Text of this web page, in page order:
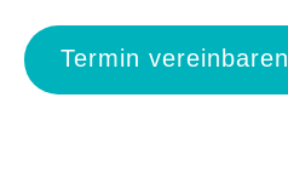
Termin vereinbaren